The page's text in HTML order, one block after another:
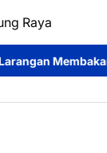
Raya
dan Lahan